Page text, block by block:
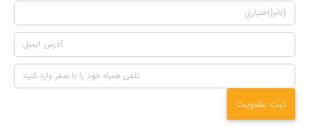
ثبت عضویت